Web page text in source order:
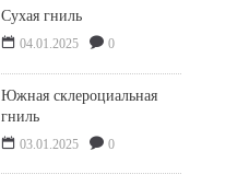
Сухая гниль
04.01.2025 0
Южная склероциальная
гниль
03.01.2025 0